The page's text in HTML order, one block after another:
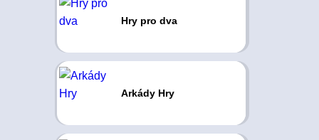
Hry pro dva
Arkády Hry